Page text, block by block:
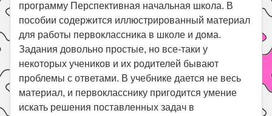
программу Перспективная начальная школа. В
пособии содержится иллюстрированный материал
для работы первоклассника в школе и дома.
Задания довольно простые, но все-таки у
некоторых учеников и их родителей бывают
проблемы с ответами. В учебнике дается не весь
материал, и первокласснику пригодится умение
искать решения поставленных задач в